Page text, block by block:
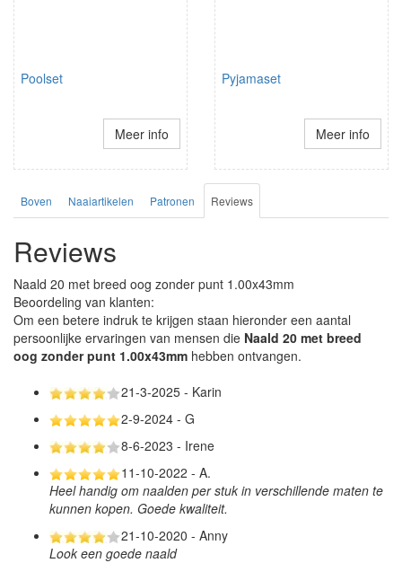
Poolset
Meer info
Pyjamaset
Meer info
Boven Naaiartikelen Patronen Reviews
Reviews
Naald 20 met breed oog zonder punt 1.00x43mm
Beoordeling van klanten:
Om een betere indruk te krijgen staan hieronder een aantal
persoonlijke ervaringen van mensen die Naald 20 met breed
oog zonder punt 1.00x43mm hebben ontvangen.
21-3-2025 - Karin
2-9-2024 - G
8-6-2023 - Irene
11-10-2022 - A.
Heel handig om naalden per stuk in verschillende maten te
kunnen kopen. Goede kwaliteit.
21-10-2020 - Anny
Look een goede naald